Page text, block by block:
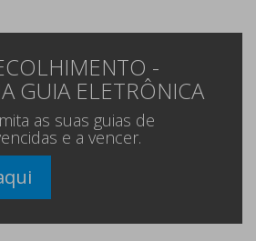
-
GUIA ELETRÔNICA
as suas guias de
e a vencer.